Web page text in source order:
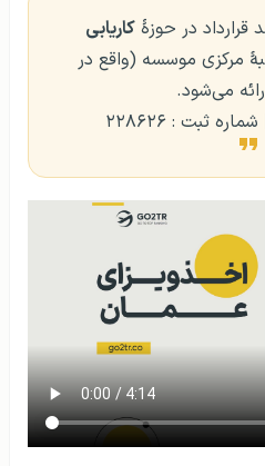
در حوزهٔکاریابی
مرکزی موسسه (واقع در
می‌شود.
ثبت : ۲۲۸۶۲۶